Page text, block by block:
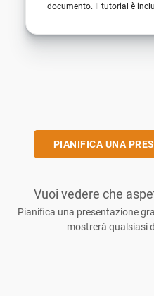
documento. Il tutorial è
PIANIFICA UNA
Vuoi vedere che
Pianifica una presentazione
mostrerà qualsiasi